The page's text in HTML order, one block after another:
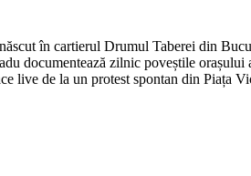
în cartierul Drumul Taberei din
documentează zilnic poveștile
live de la un protest spontan din Piața